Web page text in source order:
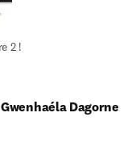
2 !
Dagorne